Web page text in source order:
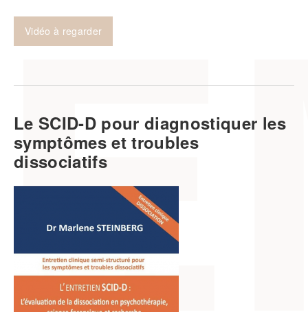
Vidéo à regarder
Le SCID-D pour diagnostiquer les
symptômes et troubles
dissociatifs